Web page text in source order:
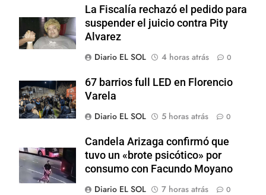
La Fiscalía rechazó el pedido para
suspender el juicio contra Pity
Alvarez
Diario EL SOL
4 horas atrás 0
67 barrios full LED en Florencio
Varela
Diario EL SOL
5 horas atrás 0
Candela Arizaga confirmó que
tuvo un «brote psicótico» por
consumo con Facundo Moyano
Diario EL SOL
7 horas atrás 0